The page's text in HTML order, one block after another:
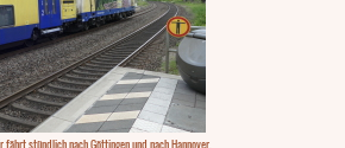
fährt stündlich nach Göttingen und nach Hannover.